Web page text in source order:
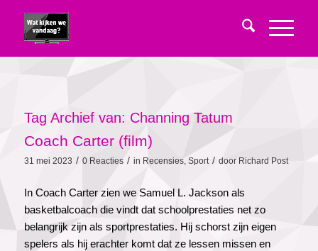
Tag Archief van: Channing Tatum
Coach Carter (film)
31 mei 2023 / 0 Reacties / in Recensies, Sport / door Richard Post
In Coach Carter zien we Samuel L. Jackson als
basketbalcoach die vindt dat schoolprestaties net zo
belangrijk zijn als sportprestaties. Hij schorst zijn eigen
spelers als hij erachter komt dat ze lessen missen en